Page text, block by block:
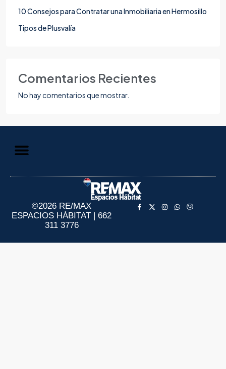
10 Consejos para Contratar una Inmobiliaria en Hermosillo
Tipos de Plusvalía
Comentarios Recientes
No hay comentarios que mostrar.
©2026 RE/MAX
ESPACIOS HÁBITAT | 662
311 3776